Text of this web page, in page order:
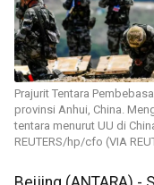
Prajurit Tentara
provinsi Anhui, China.
tentara menurut UU di
REUTERS/hp/cfo (VIA